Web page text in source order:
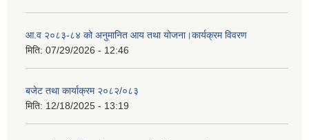
आ.व २०८३-८४ को अनुमानित आय तथा योजना।कार्यक्रम विवरण
मिति: 07/29/2026 - 12:46
बजेट तथा कार्याक्रम २०८२/०८३
मिति: 12/18/2025 - 13:19